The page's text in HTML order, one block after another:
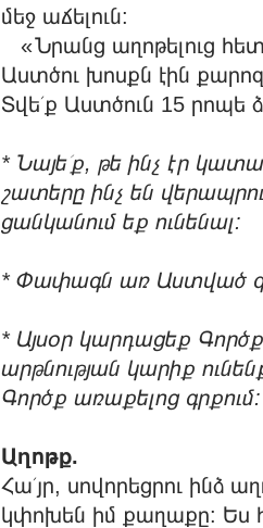
մեջ աճելուն:
« Նրանց աղոթելուց
Աստծու խոսքն էին
Տվե՛ք Աստծուն 15 րոպե
* Նայե՛ք, թե ինչ էր
շատերը ինչ են
ցանկանում եք ունենալ:
* Փափագն առ Աստված
* Այսօր կարդացեք
արթնության կարիք
Գործք առաքելոց գրքում:
Աղոթք.
Հա՛յր, սովորեցրու ինձ
կփոխեն իմ քաղաքը: Ես